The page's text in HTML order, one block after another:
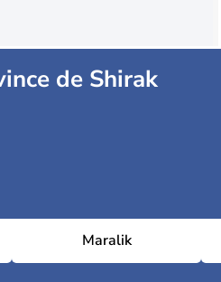
de Shirak
Maralik